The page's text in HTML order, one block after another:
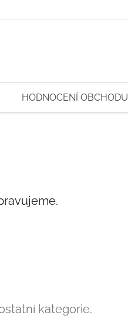
HODNOCENÍ OBCHODU
kategorie.